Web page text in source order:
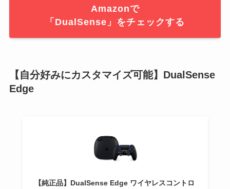
Amazonで
「DualSense」をチェックする
【自分好みにカスタマイズ可能】DualSense
Edge
【純正品】DualSense Edge ワイヤレスコントロ